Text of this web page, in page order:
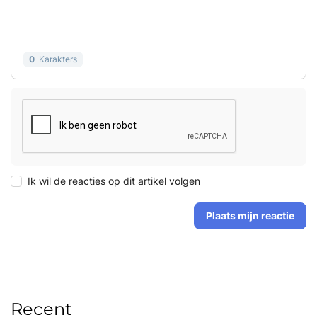
0 Karakters
Ik wil de reacties op dit artikel volgen
Plaats mijn reactie
Recent